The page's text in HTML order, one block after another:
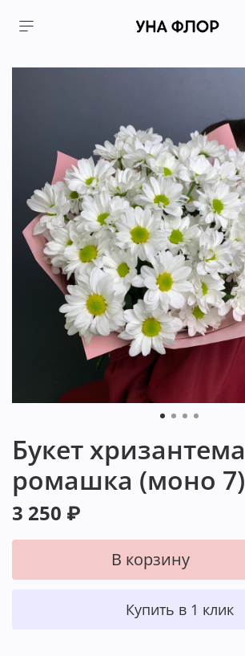
Букет хризантема
ромашка (моно 7)
3 250 ₽
В корзину
Купить в 1 клик